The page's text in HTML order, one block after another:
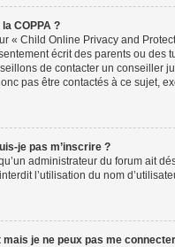
COPPA ?
« Child Online Privacy and
écrit des parents ou des
de contacter un conseiller
pas être contactés à ce sujet,
je pas m’inscrire ?
qu’un administrateur du forum ait
l’utilisation du nom
je ne peux pas me